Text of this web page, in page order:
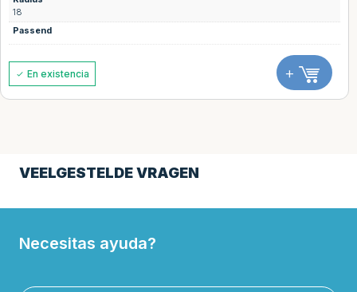
18
Passend
En existencia +
VEELGESTELDE VRAGEN
Necesitas ayuda?